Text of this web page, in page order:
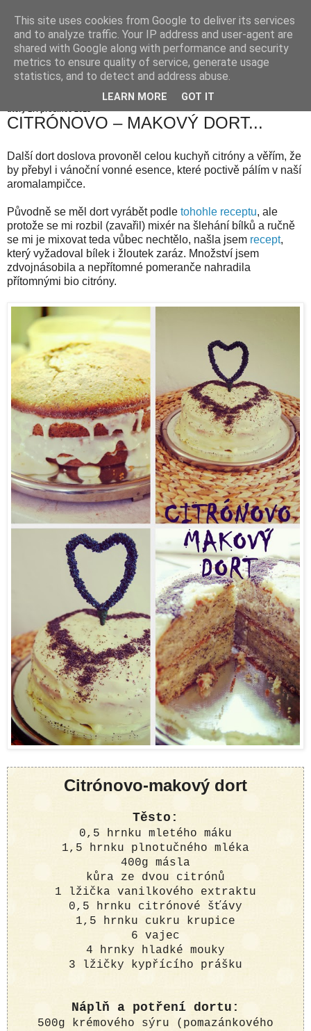
CITRÓNOVO – MAKOVÝ DORT...
Další dort doslova provoněl celou kuchyň citróny a věřím, že
by přebyl i vánoční vonné esence, které poctivě pálím v naší
aromalampičce.
Původně se měl dort vyrábět podle tohohle receptu, ale
protože se mi rozbil (zavařil) mixér na šlehání bílků a ručně
se mi je mixovat teda vůbec nechtělo, našla jsem recept,
který vyžadoval bílek i žloutek zaráz. Množství jsem
zdvojnásobila a nepřítomné pomeranče nahradila
přítomnými bio citróny.
Citrónovo-makový dort
Těsto:
0,5 hrnku mletého máku
1,5 hrnku plnotučného mléka
400g másla
kůra ze dvou citrónů
1 lžička vanilkového extraktu
0,5 hrnku citrónové šťávy
1,5 hrnku cukru krupice
6 vajec
4 hrnky hladké mouky
3 lžičky kypřícího prášku
Náplň a potření dortu:
500g krémového sýru (pomazánkového
This site uses cookies from Google to deliver its services
and to analyze traffic. Your IP address and user-agent are
shared with Google along with performance and security
metrics to ensure quality of service, generate usage
statistics, and to detect and address abuse.
LEARN MORE GOT IT